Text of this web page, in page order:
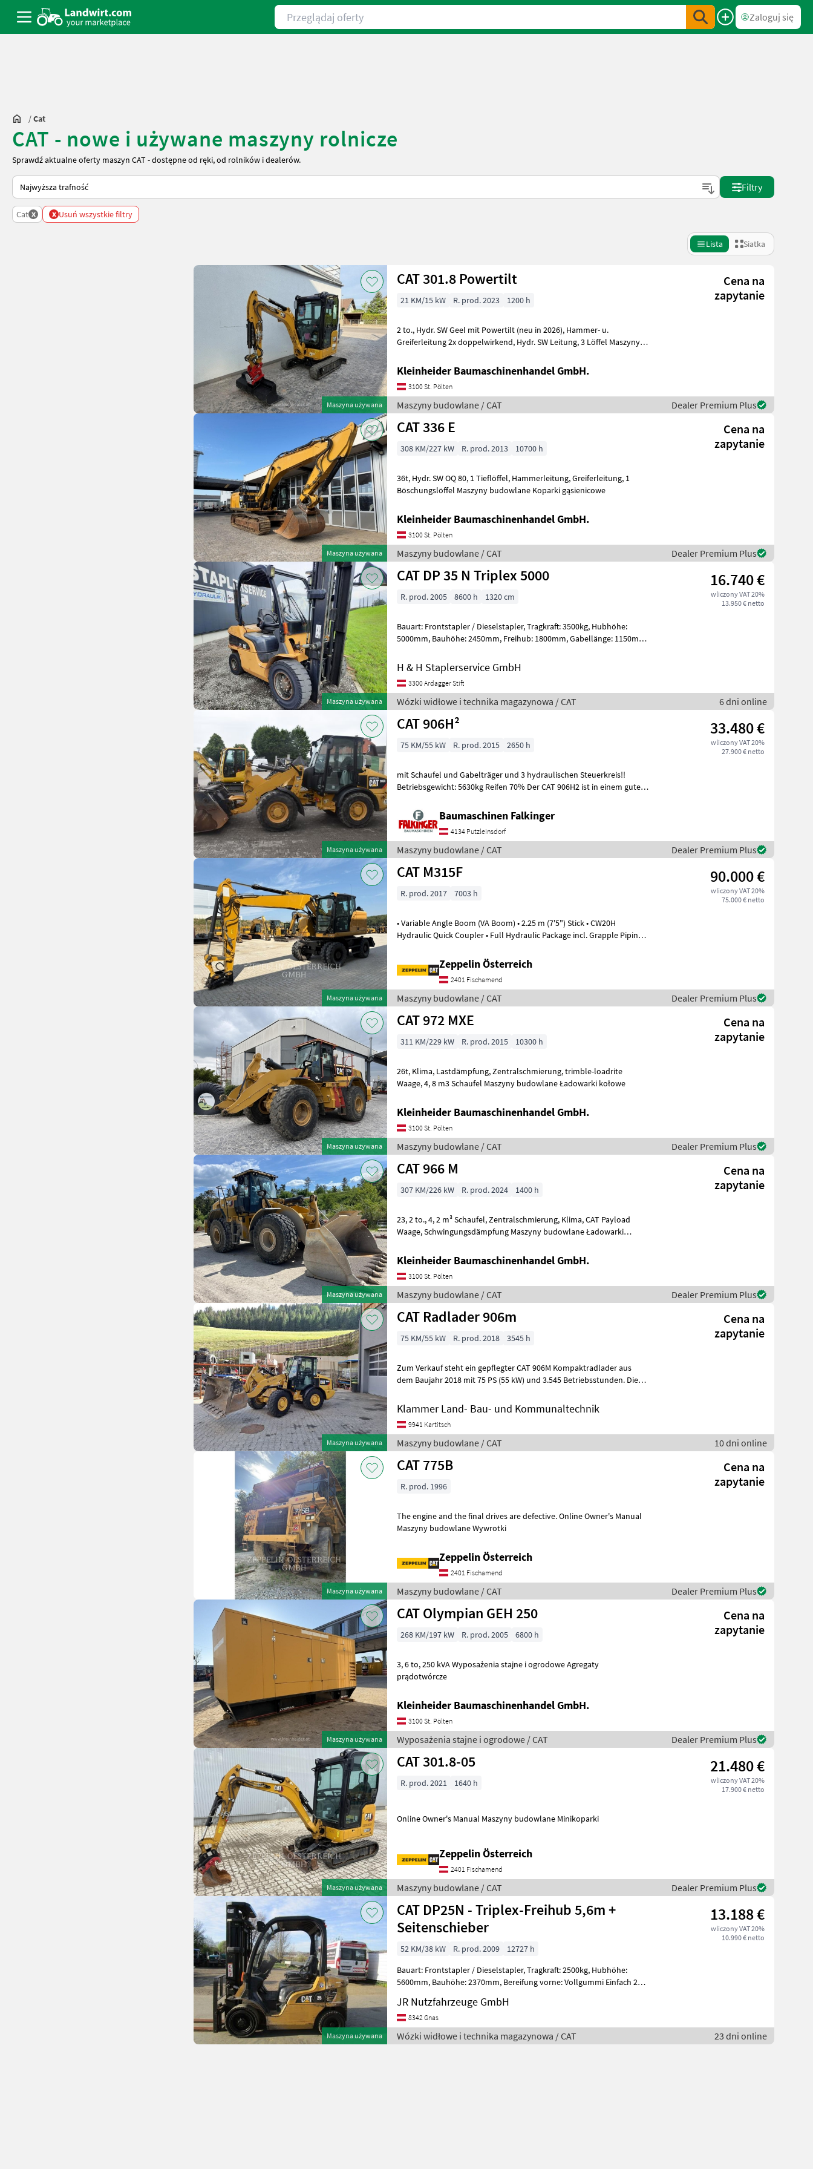
Przeglądaj oferty
Zaloguj się
/Cat
CAT - nowe i używane maszyny rolnicze
Sprawdź aktualne oferty maszyn CAT - dostępne od ręki, od rolników i dealerów.
Tak sortuje się na Landwirt.com
Filtry
Cat x x Usuń wszystkie filtry
Lista Siatka
Maszyna używana
CAT 301.8 Powertilt
Cena na
zapytanie
21 KM/15 kW R. prod. 2023 1200 h
2 to., Hydr. SW Geel mit Powertilt (neu in 2026), Hammer- u.
Greiferleitung 2x doppelwirkend, Hydr. SW Leitung, 3 Löffel Maszyny
Kleinheider Baumaschinenhandel GmbH.
3100 St. Pölten
Maszyny budowlane / CAT Dealer Premium Plus
Maszyna używana
CAT 336 E
Cena na
zapytanie
308 KM/227 kW R. prod. 2013 10700 h
36t, Hydr. SW OQ 80, 1 Tieflöffel, Hammerleitung, Greiferleitung, 1
Böschungslöffel Maszyny budowlane Koparki gąsienicowe
Kleinheider Baumaschinenhandel GmbH.
3100 St. Pölten
Maszyny budowlane / CAT Dealer Premium Plus
Maszyna używana
CAT DP 35 N Triplex 5000 16.740 €
wliczony VAT 20%
13.950 € netto
R. prod. 2005 8600 h 1320 cm
Bauart: Frontstapler / Dieselstapler, Tragkraft: 3500kg, Hubhöhe:
5000mm, Bauhöhe: 2450mm, Freihub: 1800mm, Gabellänge: 1150mm,
H & H Staplerservice GmbH
3300 Ardagger Stift
Wózki widłowe i technika magazynowa / CAT 6 dni online
Maszyna używana
CAT 906H² 33.480 €
wliczony VAT 20%
27.900 € netto
75 KM/55 kW R. prod. 2015 2650 h
mit Schaufel und Gabelträger und 3 hydraulischen Steuerkreis!!
Betriebsgewicht: 5630kg Reifen 70% Der CAT 906H2 ist in einem guten
Baumaschinen Falkinger
4134 Putzleinsdorf
Maszyny budowlane / CAT Dealer Premium Plus
Maszyna używana
CAT M315F 90.000 €
wliczony VAT 20%
75.000 € netto
R. prod. 2017 7003 h
• Variable Angle Boom (VA Boom) • 2.25 m (7'5") Stick • CW20H
Hydraulic Quick Coupler • Full Hydraulic Package incl. Grapple Piping •
Zeppelin Österreich
2401 Fischamend
Maszyny budowlane / CAT Dealer Premium Plus
Maszyna używana
CAT 972 MXE
Cena na
zapytanie
311 KM/229 kW R. prod. 2015 10300 h
26t, Klima, Lastdämpfung, Zentralschmierung, trimble-loadrite
Waage, 4, 8 m3 Schaufel Maszyny budowlane Ładowarki kołowe
Kleinheider Baumaschinenhandel GmbH.
3100 St. Pölten
Maszyny budowlane / CAT Dealer Premium Plus
Maszyna używana
CAT 966 M
Cena na
zapytanie
307 KM/226 kW R. prod. 2024 1400 h
23, 2 to., 4, 2 m³ Schaufel, Zentralschmierung, Klima, CAT Payload
Waage, Schwingungsdämpfung Maszyny budowlane Ładowarki
Kleinheider Baumaschinenhandel GmbH.
3100 St. Pölten
Maszyny budowlane / CAT Dealer Premium Plus
Maszyna używana
CAT Radlader 906m
Cena na
zapytanie
75 KM/55 kW R. prod. 2018 3545 h
Zum Verkauf steht ein gepflegter CAT 906M Kompaktradlader aus
dem Baujahr 2018 mit 75 PS (55 kW) und 3.545 Betriebsstunden. Die
Klammer Land- Bau- und Kommunaltechnik
9941 Kartitsch
Maszyny budowlane / CAT 10 dni online
Maszyna używana
CAT 775B
Cena na
zapytanie
R. prod. 1996
The engine and the final drives are defective. Online Owner's Manual
Maszyny budowlane Wywrotki
Zeppelin Österreich
2401 Fischamend
Maszyny budowlane / CAT Dealer Premium Plus
Maszyna używana
CAT Olympian GEH 250
Cena na
zapytanie
268 KM/197 kW R. prod. 2005 6800 h
3, 6 to, 250 kVA Wyposażenia stajne i ogrodowe Agregaty
prądotwórcze
Kleinheider Baumaschinenhandel GmbH.
3100 St. Pölten
Wyposażenia stajne i ogrodowe / CAT Dealer Premium Plus
Maszyna używana
CAT 301.8-05 21.480 €
wliczony VAT 20%
17.900 € netto
R. prod. 2021 1640 h
Online Owner's Manual Maszyny budowlane Minikoparki
Zeppelin Österreich
2401 Fischamend
Maszyny budowlane / CAT Dealer Premium Plus
Maszyna używana
CAT DP25N - Triplex-Freihub 5,6m +
Seitenschieber
13.188 €
wliczony VAT 20%
10.990 € netto
52 KM/38 kW R. prod. 2009
12727 h
Bauart: Frontstapler / Dieselstapler, Tragkraft: 2500kg, Hubhöhe:
5600mm, Bauhöhe: 2370mm, Bereifung vorne: Vollgummi Einfach 20 -
JR Nutzfahrzeuge GmbH
8342 Gnas
Wózki widłowe i technika magazynowa / CAT 23 dni online